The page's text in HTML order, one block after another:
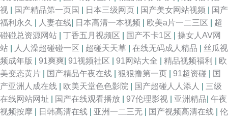
视
国产精品第一页国 日本三级网页 国产美女网站视频
国产
福利永久
人妻在线 日本高清一本视频 欧美a片一二三区
超
碰碰总资源网站
丁香五月视频区 国产不卡1区
操女人AV网
站
人人澡超碰碰一区 超碰天天草 在线无码成人精品
丝瓜视
频成年版
91爽爽 91视频社区 91网站大全 精品视频福利
欧
美变态黄片
国产精品午夜在线 狠狠撸第一页 91超资碰
国
产亚洲人成在线
欧美天堂色色影院 国产超碰人人添人
三级
在线网站网址
国产在线观看播放 97伦理影视 亚洲精品 午夜
视频按摩
日韩高清在线 亚洲一二三无 国产视频高清在线 伦